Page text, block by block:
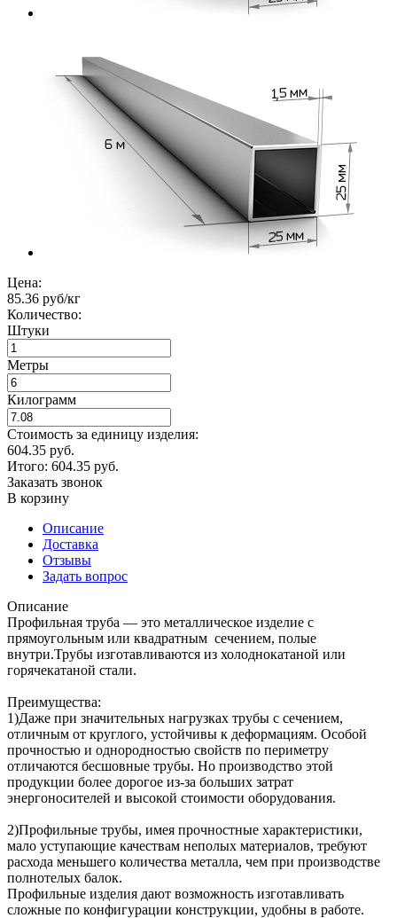
Цена:
85.36 руб/кг
Количество:
Штуки
Метры
Килограмм
Стоимость за единицу изделия:
604.35 руб.
Итого: 604.35 руб.
Заказать звонок
В корзину
Описание
Доставка
Отзывы
Задать вопрос
Описание
Профильная труба — это металлическое изделие с
прямоугольным или квадратным сечением, полые
внутри.Трубы изготавливаются из холоднокатаной или
горячекатаной стали.
Преимущества:
1)Даже при значительных нагрузках трубы с сечением,
отличным от круглого, устойчивы к деформациям. Особой
прочностью и однородностью свойств по периметру
отличаются бесшовные трубы. Но производство этой
продукции более дорогое из-за больших затрат
энергоносителей и высокой стоимости оборудования.
2)Профильные трубы, имея прочностные характеристики,
мало уступающие качествам неполых материалов, требуют
расхода меньшего количества металла, чем при производстве
полнотелых балок.
Профильные изделия дают возможность изготавливать
сложные по конфигурации конструкции, удобны в работе.